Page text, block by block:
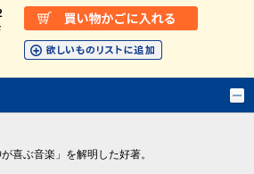
喜ぶ音楽」を解明した好著。